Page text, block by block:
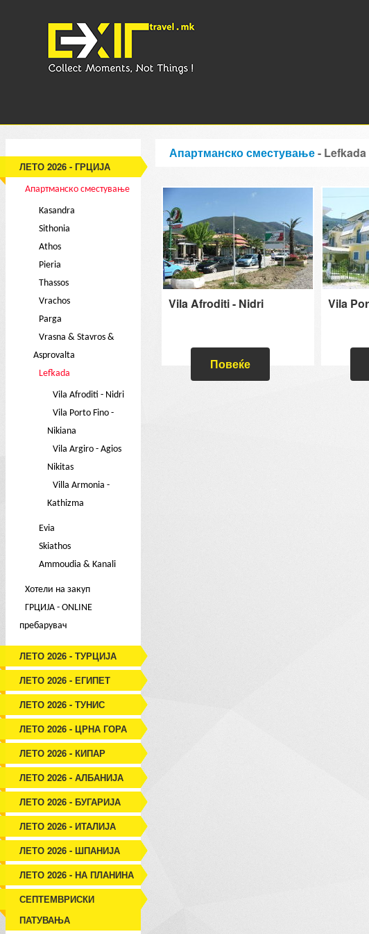
ЛЕТО 2026 - ГРЦИЈА
Апартманско сместување
Kasandra
Sithonia
Athos
Pieria
Thassos
Vrachos
Parga
Vrasna & Stavros &
Asprovalta
Lefkada
Vila Afroditi - Nidri
Vila Porto Fino -
Nikiana
Vila Argiro - Agios
Nikitas
Villa Armonia -
Kathizma
Evia
Skiathos
Ammoudia & Kanali
Хотели на закуп
ГРЦИЈА - ONLINE
пребарувач
ЛЕТО 2026 - ТУРЦИЈА
ЛЕТО 2026 - ЕГИПЕТ
ЛЕТО 2026 - ТУНИС
ЛЕТО 2026 - ЦРНА ГОРА
ЛЕТО 2026 - КИПАР
ЛЕТО 2026 - АЛБАНИЈА
ЛЕТО 2026 - БУГАРИЈА
ЛЕТО 2026 - ИТАЛИЈА
ЛЕТО 2026 - ШПАНИЈА
ЛЕТО 2026 - НА ПЛАНИНА
СЕПТЕМВРИСКИ
ПАТУВАЊА
Апартманско сместување- Lefkada
Vila Afroditi - Nidri
Повеќе
Vila